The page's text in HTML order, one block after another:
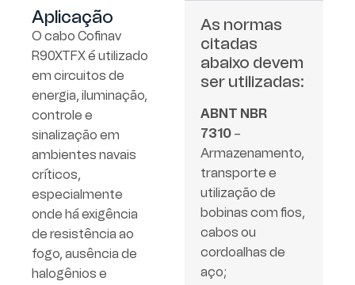
Aplicação
O cabo Cofinav
R90XTFX é utilizado
em circuitos de
energia, iluminação,
controle e
sinalização em
ambientes navais
críticos,
especialmente
onde há exigência
de resistência ao
fogo, ausência de
halogênios e
As normas
citadas
abaixo devem
ser utilizadas:
ABNT NBR
7310 –
Armazenamento,
transporte e
utilização de
bobinas com fios,
cabos ou
cordoalhas de
aço;